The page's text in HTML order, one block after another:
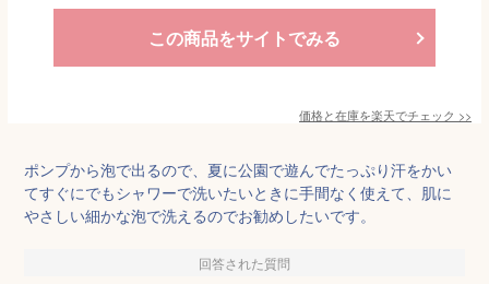
この商品をサイトでみる
価格と在庫を楽天でチェック >>
ポンプから泡で出るので、夏に公園で遊んでたっぷり汗をかい
てすぐにでもシャワーで洗いたいときに手間なく使えて、肌に
やさしい細かな泡で洗えるのでお勧めしたいです。
回答された質問